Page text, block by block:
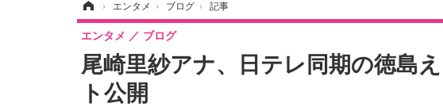
› エンタメ › ブログ › 記事
尾崎里紗アナ、日テレ同期の徳島
ト公開
エンタメ ブログ